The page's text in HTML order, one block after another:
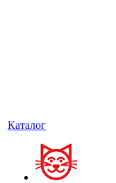
Каталог